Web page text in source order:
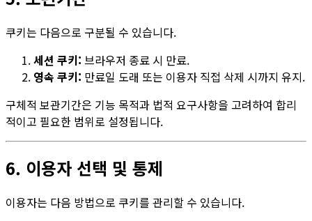
쿠키는 다음으로 구분될 수 있습니다.
세션 쿠키: 브라우저 종료 시 만료.
영속 쿠키: 만료일 도래 또는 이용자 직접 삭제 시까지 유지.
구체적 보관기간은 기능 목적과 법적 요구사항을 고려하여 합리
적이고 필요한 범위로 설정됩니다.
6. 이용자 선택 및 통제
이용자는 다음 방법으로 쿠키를 관리할 수 있습니다.